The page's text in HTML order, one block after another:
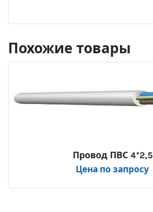
Похожие товары
Провод ПВС 4*2,5
Цена по запросу